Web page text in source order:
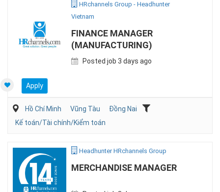
HRchannels Group - Headhunter
Vietnam
FINANCE MANAGER
(MANUFACTURING)
Posted job 3 days ago
Apply
Hồ Chí Minh Vũng Tàu
Đồng Nai
Kế toán/Tài chính/Kiểm toán
Headhunter HRchannels Group
MERCHANDISE MANAGER